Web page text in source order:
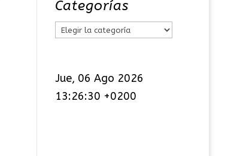
Categorías
C
e
g
Jue, 06 Ago 2026
13:26:30 +0200